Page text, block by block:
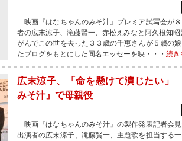
映画『はなちゃんのみそ汁』プレミア試写会が
者の広末涼子、滝藤賢一、赤松えみなと阿久根知
がんでこの世を去った３３歳の千恵さんが５歳の
たブログをもとにした同名エッセーを映・・・ 続き
広末涼子、「命を懸けて演じたい
みそ汁』で母親役
映画『はなちゃんのみそ汁』の製作発表記者会見
出演者の広末涼子、滝藤賢一、主題歌を担当する